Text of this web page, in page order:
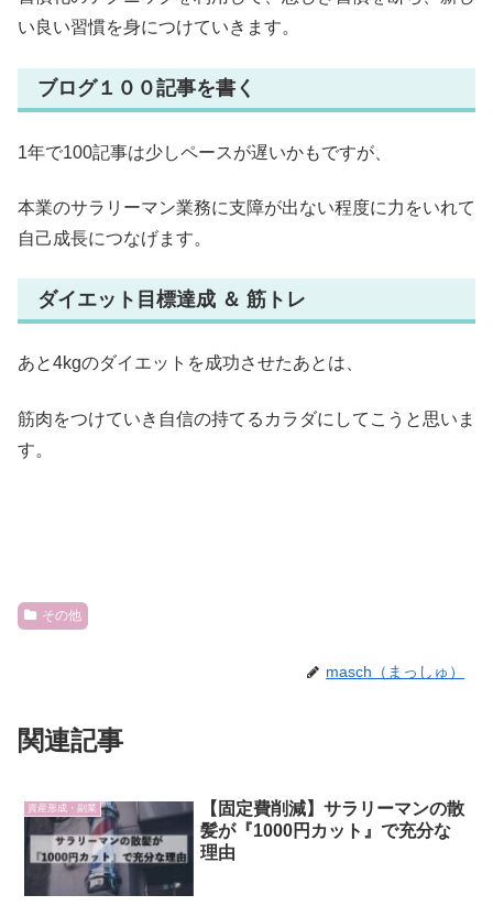
い良い習慣を身につけていきます。
ブログ１００記事を書く
1年で100記事は少しペースが遅いかもですが、
本業のサラリーマン業務に支障が出ない程度に力をいれて
自己成長につなげます。
ダイエット目標達成 ＆ 筋トレ
あと4kgのダイエットを成功させたあとは、
筋肉をつけていき自信の持てるカラダにしてこうと思いま
す。
その他
masch（まっしゅ）
関連記事
資産形成・副業
【固定費削減】サラリーマンの散
髪が『1000円カット』で充分な
理由